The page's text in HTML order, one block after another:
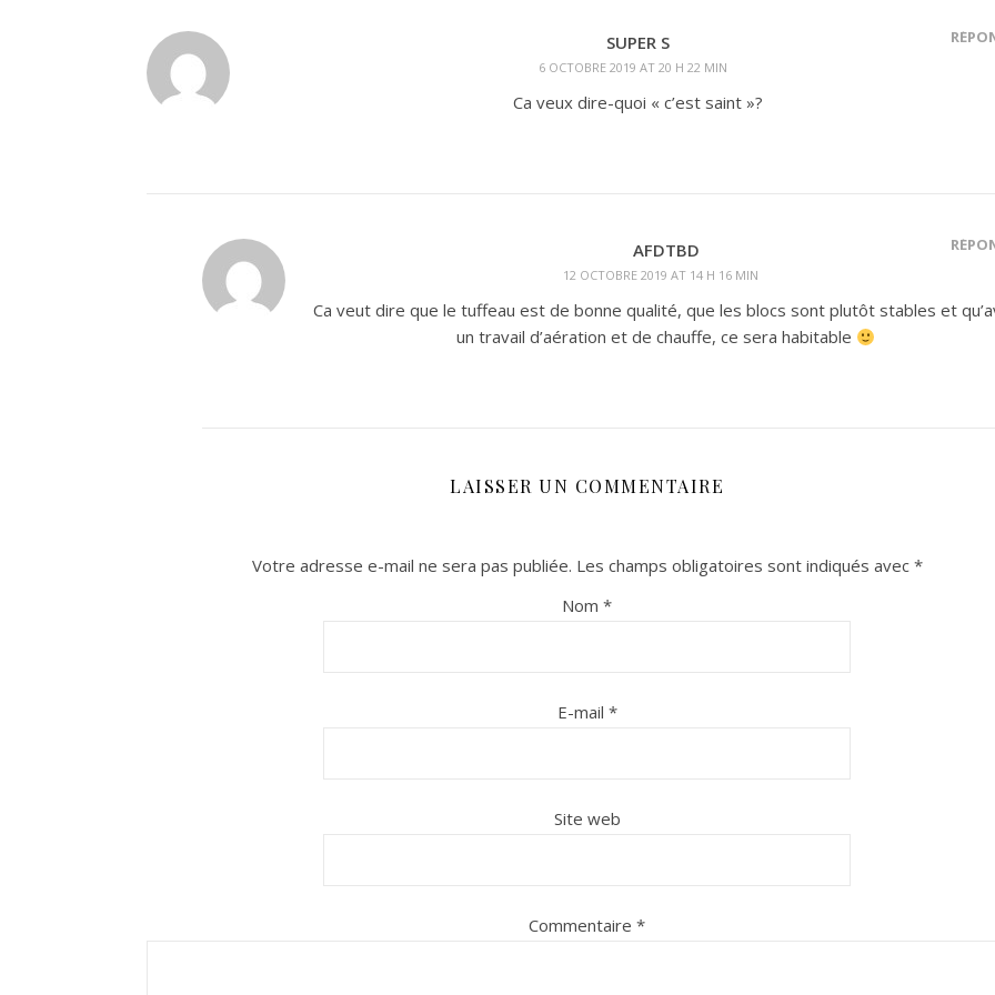
SUPER S
6 OCTOBRE 2019 AT 20 H 22 MIN
Ca veux dire-quoi « c’est saint »?
AFDTBD
12 OCTOBRE 2019 AT 14 H 16 MIN
Ca veut dire que le tuffeau est de bonne qualité, que les blocs sont plutôt stables et
un travail d’aération et de chauffe, ce sera habitable
LAISSER UN COMMENTAIRE
Votre adresse e-mail ne sera pas publiée. Les champs obligatoires sont indiqués avec *
Nom *
E-mail *
Site web
Commentaire *